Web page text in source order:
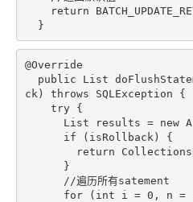
return
  }
@Override
public List
ck)
throws SQLException {
try {
      List results =
new
if (isRollback) {
return
//遍历所有satement
for ( int i = 0 , n =